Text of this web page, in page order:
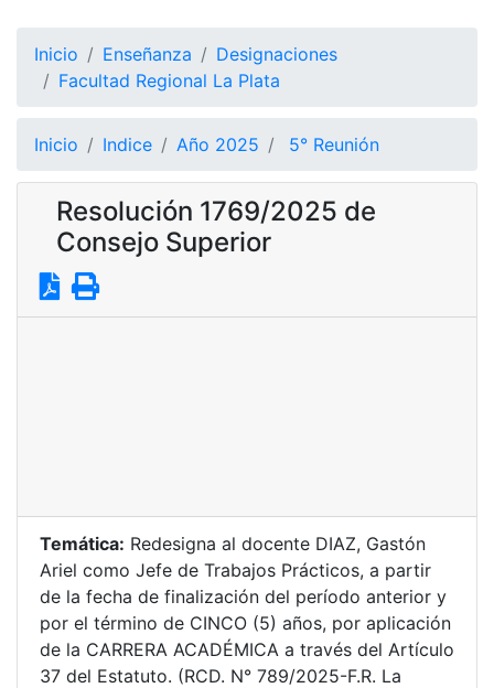
Inicio Enseñanza
Designaciones
Facultad Regional La Plata
Inicio Indice Año 2025 5° Reunión
Resolución 1769/2025 de
Consejo Superior
Temática: Redesigna al docente DIAZ, Gastón
Ariel como Jefe de Trabajos Prácticos, a partir
de la fecha de finalización del período anterior y
por el término de CINCO (5) años, por aplicación
de la CARRERA ACADÉMICA a través del Artículo
37 del Estatuto. (RCD. N° 789/2025-F.R. La